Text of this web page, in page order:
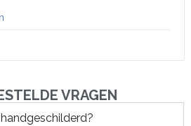
VRAGEN